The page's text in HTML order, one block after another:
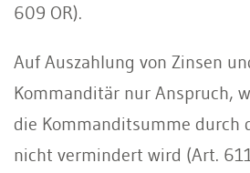
609 OR).
Auf Auszahlung von Zinsen
Kommanditär nur Anspruch,
die Kommanditsumme durch
nicht vermindert wird (Art.